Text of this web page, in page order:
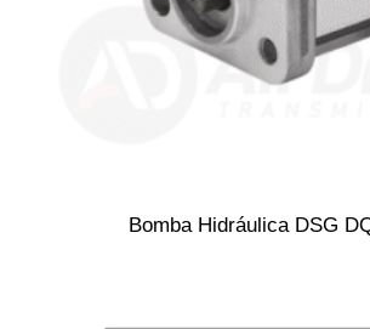
Bomba Hidráulica DSG